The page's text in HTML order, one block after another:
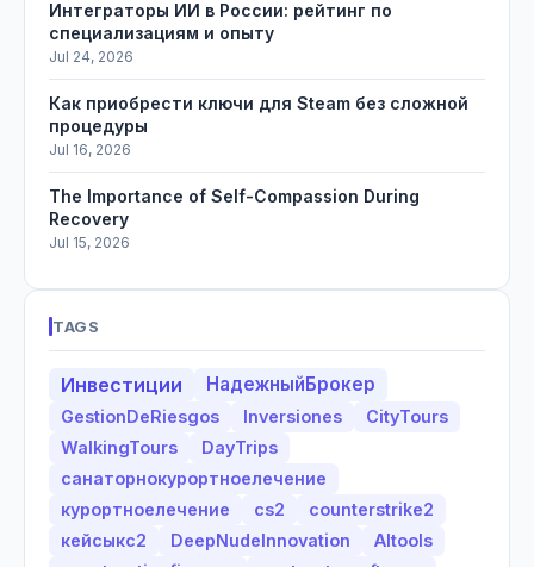
Интеграторы ИИ в России: рейтинг по
специализациям и опыту
Jul 24, 2026
Как приобрести ключи для Steam без сложной
процедуры
Jul 16, 2026
The Importance of Self-Compassion During
Recovery
Jul 15, 2026
TAGS
Инвестиции НадежныйБрокер
GestionDeRiesgos Inversiones
CityTours
WalkingTours
DayTrips
санаторнокурортноелечение
курортноелечение
cs2
counterstrike2
кейсыкс2
DeepNudeInnovation
AItools